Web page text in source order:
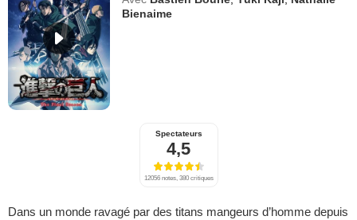
Bienaime
Spectateurs
4,5
12056 notes, 380 critiques
Dans un monde ravagé par des titans mangeurs d’homme depuis